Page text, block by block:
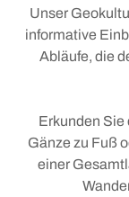
Camping
Ausflüge
Parken in
MVV:
MVV-
Login
Bad Tölz für
Unser
informative
Abläufe, die
Erkunden Sie
Gänze zu Fuß
einer